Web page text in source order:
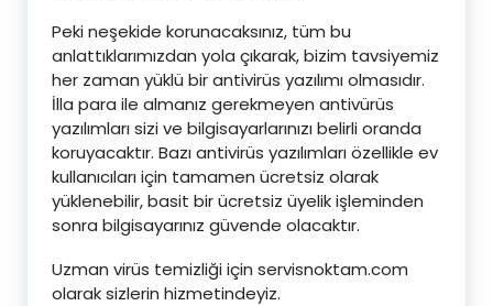
Peki neşekide korunacaksınız, tüm bu
anlattıklarımızdan yola çıkarak, bizim tavsiyemiz
her zaman yüklü bir antivirüs yazılımı olmasıdır.
İlla para ile almanız gerekmeyen antivürüs
yazılımları sizi ve bilgisayarlarınızı belirli oranda
koruyacaktır. Bazı antivirüs yazılımları özellikle ev
kullanıcıları için tamamen ücretsiz olarak
yüklenebilir, basit bir ücretsiz üyelik işleminden
sonra bilgisayarınız güvende olacaktır.
Uzman virüs temizliği için servisnoktam.com
olarak sizlerin hizmetindeyiz.